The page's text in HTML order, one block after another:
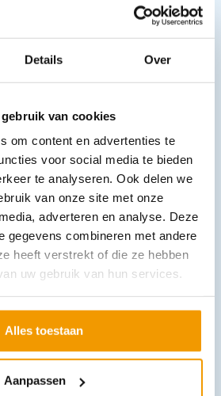
Details Over
van cookies
om content en advertenties te
voor social media te bieden
te analyseren. Ook delen we
van onze site met onze
adverteren en analyse. Deze
gegevens combineren met andere
heeft verstrekt of die ze hebben
uw gebruik van hun services.
Alles toestaan
Aanpassen
Opties bekijken
Leverbaar
disposable kleur blauw
Leverbaar